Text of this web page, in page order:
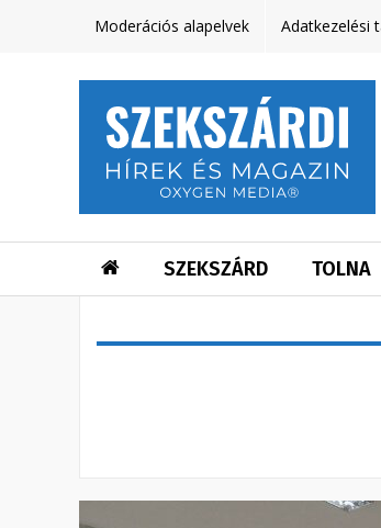
Moderációs alapelvek Adatkezelési
SZEKSZÁRD TOLNA